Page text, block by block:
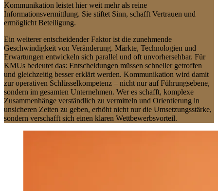
Kommunikation leistet hier weit mehr als reine
Informationsvermittlung. Sie stiftet Sinn, schafft Vertrauen und
ermöglicht Beteiligung.
Ein weiterer entscheidender Faktor ist die zunehmende
Geschwindigkeit von Veränderung. Märkte, Technologien und
Erwartungen entwickeln sich parallel und oft unvorhersehbar. Für
KMUs bedeutet das: Entscheidungen müssen schneller getroffen
und gleichzeitig besser erklärt werden. Kommunikation wird damit
zur operativen Schlüsselkompetenz – nicht nur auf Führungsebene,
sondern im gesamten Unternehmen. Wer es schafft, komplexe
Zusammenhänge verständlich zu vermitteln und Orientierung in
unsicheren Zeiten zu geben, erhöht nicht nur die Umsetzungsstärke,
sondern verschafft sich einen klaren Wettbewerbsvorteil.